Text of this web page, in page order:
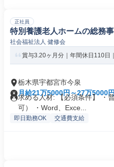
正社員
特別養護老人ホームの総務
社会福祉法人 健修会
賞与3.20ヶ月分｜年間休日110日
栃木県宇都宮市今泉
月給21万5000円～27万5000円
求める人材: 【必須条件】 ・
可） ・Word、Exce...
即日勤務OK 交通費支給